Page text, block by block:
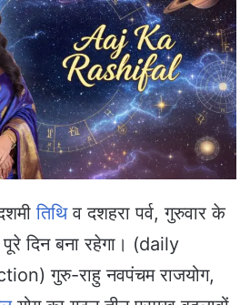
तिथिव दशहरा पर्व, गुरुवार के
पूरे दिन बना रहेगा। (daily
गुरु-राहु नवपंचम राजयोग,